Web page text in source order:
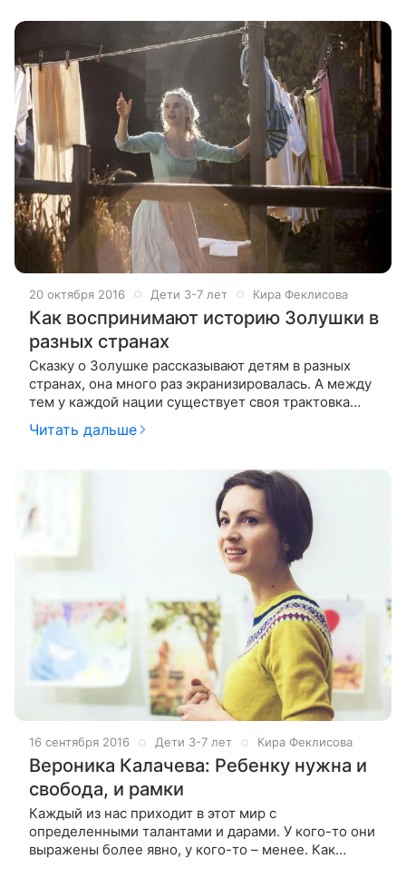
20 октября 2016 Дети 3-7 лет Кира Феклисова
Как воспринимают историю Золушки в
разных странах
Сказку о Золушке рассказывают детям в разных
странах, она много раз экранизировалась. А между
тем у каждой нации существует своя трактовка
и героям. Учась в аспирантуре,
Читать дальше
16 сентября 2016 Дети 3-7 лет Кира Феклисова
Вероника Калачева: Ребенку нужна и
свобода, и рамки
Каждый из нас приходит в этот мир с
определенными талантами и дарами. У кого-то они
выражены более явно, у кого-то – менее. Как